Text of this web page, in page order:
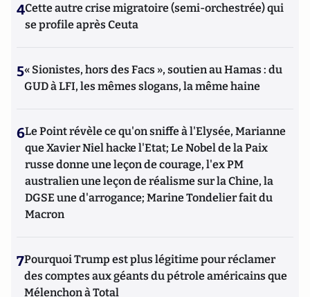
4Cette autre crise migratoire (semi-orchestrée) qui
se profile après Ceuta
5« Sionistes, hors des Facs », soutien au Hamas : du
GUD à LFI, les mêmes slogans, la même haine
6Le Point révèle ce qu'on sniffe à l'Elysée, Marianne
que Xavier Niel hacke l'Etat; Le Nobel de la Paix
russe donne une leçon de courage, l'ex PM
australien une leçon de réalisme sur la Chine, la
DGSE une d'arrogance; Marine Tondelier fait du
Macron
7Pourquoi Trump est plus légitime pour réclamer
des comptes aux géants du pétrole américains que
Mélenchon à Total